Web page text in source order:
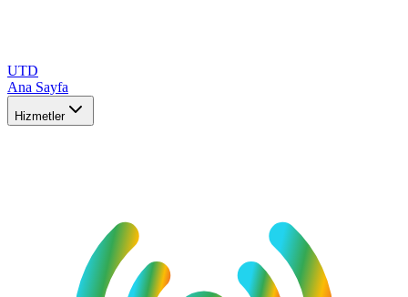
UTD
Ana Sayfa
Hizmetler